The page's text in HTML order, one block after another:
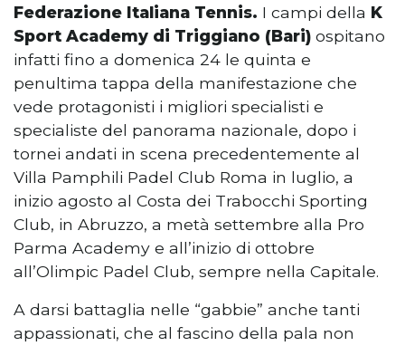
Federazione Italiana Tennis. I campi della K
Sport Academy di Triggiano (Bari) ospitano
infatti fino a domenica 24 le quinta e
penultima tappa della manifestazione che
vede protagonisti i migliori specialisti e
specialiste del panorama nazionale, dopo i
tornei andati in scena precedentemente al
Villa Pamphili Padel Club Roma in luglio, a
inizio agosto al Costa dei Trabocchi Sporting
Club, in Abruzzo, a metà settembre alla Pro
Parma Academy e all’inizio di ottobre
all’Olimpic Padel Club, sempre nella Capitale.
A darsi battaglia nelle “gabbie” anche tanti
appassionati, che al fascino della pala non